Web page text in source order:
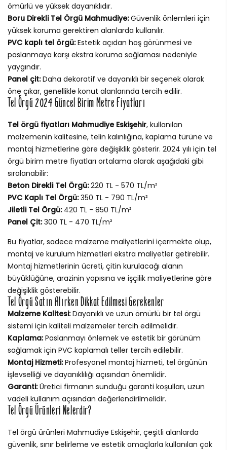
ömürlü ve yüksek dayanıklıdır.
Boru Direkli Tel Örgü Mahmudiye:Güvenlik önlemleri için
yüksek koruma gerektiren alanlarda kullanılır.
PVC kaplı tel örgü:Estetik açıdan hoş görünmesi ve
paslanmaya karşı ekstra koruma sağlaması nedeniyle
yaygındır.
Panel çit:Daha dekoratif ve dayanıklı bir seçenek olarak
öne çıkar, genellikle konut alanlarında tercih edilir.
Tel Örgü 2024 Güncel Birim Metre Fiyatları
Tel örgü fiyatları Mahmudiye Eskişehir, kullanılan
malzemenin kalitesine, telin kalınlığına, kaplama türüne ve
montaj hizmetlerine göre değişiklik gösterir. 2024 yılı için tel
örgü birim metre fiyatları ortalama olarak aşağıdaki gibi
sıralanabilir:
Beton Direkli Tel Örgü:220 TL - 570 TL/m²
PVC Kaplı Tel Örgü:350 TL - 790 TL/m²
Jiletli Tel Örgü:420 TL - 850 TL/m²
Panel Çit:300 TL - 470 TL/m²
Bu fiyatlar, sadece malzeme maliyetlerini içermekte olup,
montaj ve kurulum hizmetleri ekstra maliyetler getirebilir.
Montaj hizmetlerinin ücreti, çitin kurulacağı alanın
büyüklüğüne, arazinin yapısına ve işçilik maliyetlerine göre
değişiklik gösterebilir.
Tel Örgü Satın Alırken Dikkat Edilmesi Gerekenler
Malzeme Kalitesi:Dayanıklı ve uzun ömürlü bir tel örgü
sistemi için kaliteli malzemeler tercih edilmelidir.
Kaplama:Paslanmayı önlemek ve estetik bir görünüm
sağlamak için PVC kaplamalı teller tercih edilebilir.
Montaj Hizmeti:Profesyonel montaj hizmeti, tel örgünün
işlevselliği ve dayanıklılığı açısından önemlidir.
Garanti:Üretici firmanın sunduğu garanti koşulları, uzun
vadeli kullanım açısından değerlendirilmelidir.
Tel Örgü Ürünleri Nelerdir?
Tel örgü ürünleri Mahmudiye Eskişehir, çeşitli alanlarda
güvenlik, sınır belirleme ve estetik amaçlarla kullanılan çok